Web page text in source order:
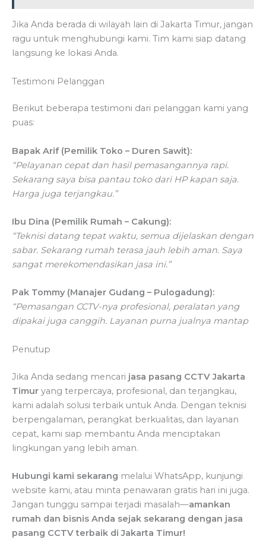
Jika Anda berada di wilayah lain di Jakarta Timur, jangan
ragu untuk menghubungi kami. Tim kami siap datang
langsung ke lokasi Anda.
Testimoni Pelanggan
Berikut beberapa testimoni dari pelanggan kami yang
puas:
Bapak Arif (Pemilik Toko – Duren Sawit):
“Pelayanan cepat dan hasil pemasangannya rapi.
Sekarang saya bisa pantau toko dari HP kapan saja.
Harga juga terjangkau.”
Ibu Dina (Pemilik Rumah – Cakung):
“Teknisi datang tepat waktu, semua dijelaskan dengan
sabar. Sekarang rumah terasa jauh lebih aman. Saya
sangat merekomendasikan jasa ini.”
Pak Tommy (Manajer Gudang – Pulogadung):
“Pemasangan CCTV-nya profesional, peralatan yang
dipakai juga canggih. Layanan purna jualnya mantap
Penutup
Jika Anda sedang mencari jasa pasang CCTV Jakarta
Timur yang terpercaya, profesional, dan terjangkau,
kami adalah solusi terbaik untuk Anda. Dengan teknisi
berpengalaman, perangkat berkualitas, dan layanan
cepat, kami siap membantu Anda menciptakan
lingkungan yang lebih aman.
Hubungi kami sekarang melalui WhatsApp, kunjungi
website kami, atau minta penawaran gratis hari ini juga.
Jangan tunggu sampai terjadi masalah—amankan
rumah dan bisnis Anda sejak sekarang dengan jasa
pasang CCTV terbaik di Jakarta Timur!